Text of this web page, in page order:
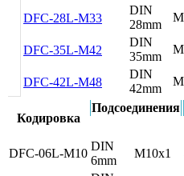
DFC-28L-M33
DIN
28mm
DFC-35L-M42
DIN
35mm
DFC-42L-M48
DIN
42mm
Кодировка
Подсоединения
DFC-06L-M10
DIN
6mm
M10x1